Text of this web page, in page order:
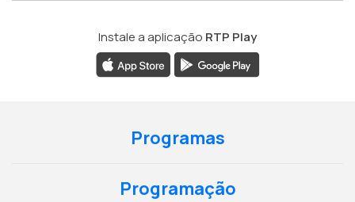
Instale a aplicação RTP Play
Programas
Programação